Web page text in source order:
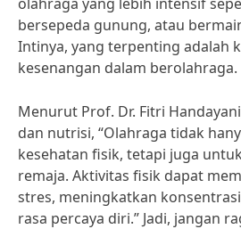
bersepeda gunung, atau
Intinya, yang terpenting adalah
kesenangan dalam berolahraga.
Menurut Prof. Dr. Fitri
dan nutrisi, “Olahraga tidak
kesehatan fisik, tetapi juga
remaja. Aktivitas fisik dapat
stres, meningkatkan
rasa percaya diri.” Jadi, jangan